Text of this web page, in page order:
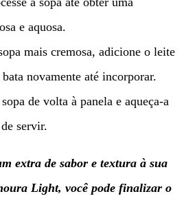
e aquosa.
mais cremosa, adicione o leite
novamente até incorporar.
de volta à panela e aqueça-a
servir.
extra de sabor e textura à sua
Light, você pode finalizar o